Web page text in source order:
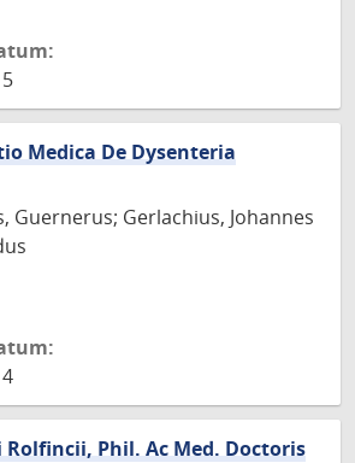
Medica De Dysenteria
Guernerus; Gerlachius, Johannes
Rolfincii, Phil. Ac Med. Doctoris